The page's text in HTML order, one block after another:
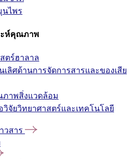
ไพร
ะห์คุณภาพ
ตร์ฮาลาล
เลิศด้านการจัดการสารและของเสีย
าพสิ่งแวดล้อม
วิจัยวิทยาศาสตร์และเทคโนโลยี
วสาร